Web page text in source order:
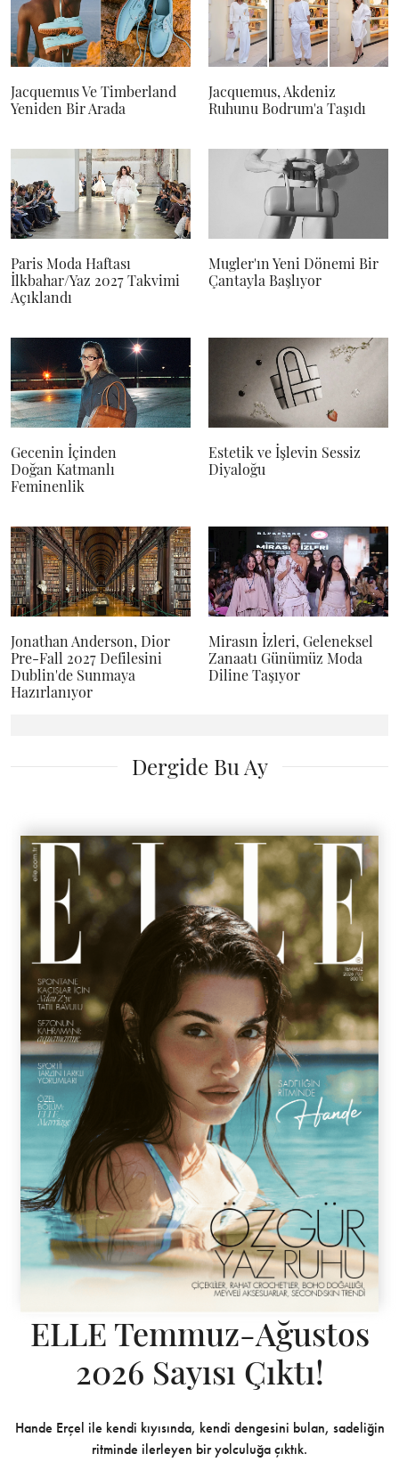
Jacquemus Ve Timberland
Yeniden Bir Arada
Jacquemus, Akdeniz
Ruhunu Bodrum'a Taşıdı
Paris Moda Haftası
İlkbahar/Yaz 2027 Takvimi
Açıklandı
Mugler'ın Yeni Dönemi Bir
Çantayla Başlıyor
Gecenin İçinden
Doğan Katmanlı
Feminenlik
Estetik ve İşlevin Sessiz
Diyaloğu
Jonathan Anderson, Dior
Pre-Fall 2027 Defilesini
Dublin'de Sunmaya
Hazırlanıyor
Mirasın İzleri, Geleneksel
Zanaatı Günümüz Moda
Diline Taşıyor
Dergide Bu Ay
ELLE Temmuz-Ağustos
2026 Sayısı Çıktı!
Hande Erçel ile kendi kıyısında, kendi dengesini bulan, sadeliğin
ritminde ilerleyen bir yolculuğa çıktık.